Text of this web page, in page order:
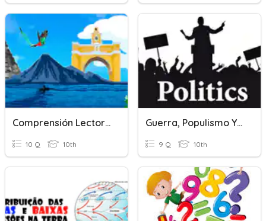
Comprensión Lectora Centros De Info
10 Q 10th
Guerra, Populismo Y Reformas
9 Q 10th